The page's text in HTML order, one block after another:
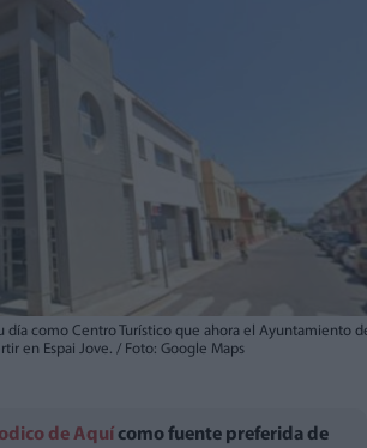
día como Centro Turístico que ahora el Ayuntamiento
en Espai Jove. / Foto: Google Maps
de Aquí como fuente preferida de